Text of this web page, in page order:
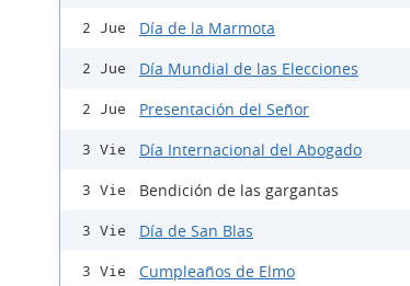
2 Jue Día de la Marmota
2 Jue Día Mundial de las Elecciones
2 Jue Presentación del Señor
3 Vie Día Internacional del Abogado
3 Vie Bendición de las gargantas
3 Vie Día de San Blas
3 Vie Cumpleaños de Elmo